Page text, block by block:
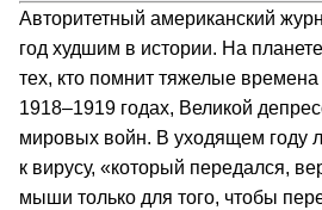
Авторитетный американский
год худшим в истории. На
тех, кто помнит тяжелые
1918–1919 годах, Великой
мировых войн. В уходящем году
к вирусу, «который передался,
мыши только для того, чтобы